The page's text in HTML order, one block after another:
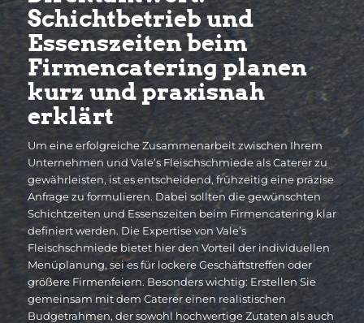
Schichtbetrieb und
Essenszeiten beim
Firmencatering planen
kurz und praxisnah
erklärt
Um eine erfolgreiche Zusammenarbeit zwischen Ihrem
Unternehmen und Vale’s Fleischschmiede als Caterer zu
gewährleisten, ist es entscheidend, frühzeitig eine präzise
Anfrage zu formulieren. Dabei sollten die gewünschten
Schichtzeiten und Essenszeiten beim Firmencatering klar
definiert werden. Die Expertise von Vale’s
Fleischschmiede bietet hier den Vorteil der individuellen
Menüplanung, sei es für lockere Geschäftstreffen oder
größere Firmenfeiern. Besonders wichtig: Erstellen Sie
gemeinsam mit dem Caterer einen realistischen
Budgetrahmen, der sowohl hochwertige Zutaten als auch